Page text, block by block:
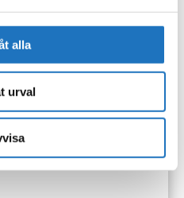
alla
urval